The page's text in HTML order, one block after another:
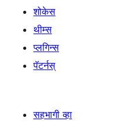
शोकेस
थीम्स
प्लगिन्स
पॅटर्नस्
सहभागी व्हा